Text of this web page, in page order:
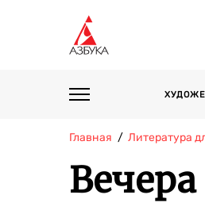
Главная Литература